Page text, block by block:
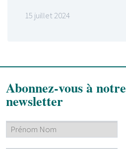
15 juillet 2024
Abonnez-vous à notre
newsletter